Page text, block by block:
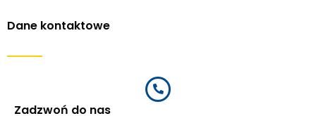
Dane kontaktowe
Zadzwoń do nas